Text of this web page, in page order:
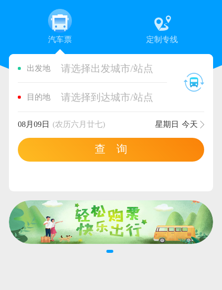
汽车票 定制专线
出发地 请选择出发城市/站点
目的地 请选择到达城市/站点
08月09日 (农历六月廿七) 星期日 今天
查 询